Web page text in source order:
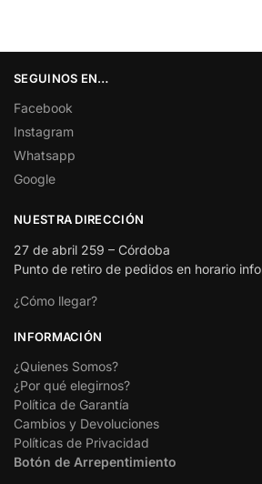
SEGUINOS EN…
Facebook
Instagram
Whatsapp
Google
NUESTRA DIRECCIÓN
27 de abril 259 – Córdoba
Punto de retiro de pedidos en horario
¿Cómo llegar?
INFORMACIÓN
¿Quienes Somos?
¿Por qué elegirnos?
Política de Garantía
Cambios y Devoluciones
Políticas de Privacidad
Botón de Arrepentimiento